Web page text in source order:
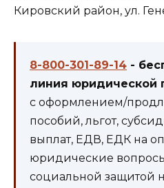
Кировский район, ул.
8-800-301-89-14 -
линия юридической
с оформлением/
пособий, льгот,
выплат, ЕДВ, ЕДК на
юридические
социальной защитой